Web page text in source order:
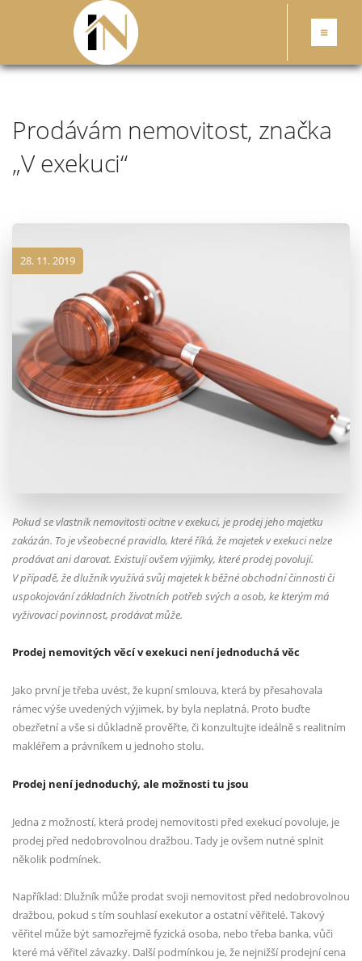
Prodávám nemovitost, značka
„V exekuci“
28. 11. 2019
Pokud se vlastník nemovitosti ocitne v exekuci, je prodej jeho majetku
zakázán. To je všeobecné pravidlo, které říká, že majetek v exekuci nelze
prodávat ani darovat. Existují ovšem výjimky, které prodej povolují.
V případě, že dlužník využívá svůj majetek k běžné obchodní činnosti či
uspokojování základních životních potřeb svých a osob, ke kterým má
vyživovací povinnost, prodávat může.
Prodej nemovitých věcí v exekuci není jednoduchá věc
Jako první je třeba uvést, že kupní smlouva, která by přesahovala
rámec výše uvedených výjimek, by byla neplatná. Proto buďte
obezřetní a vše si důkladně prověřte, či konzultujte ideálně s realitním
makléřem a právníkem u jednoho stolu.
Prodej není jednoduchý, ale možnosti tu jsou
Jedna z možností, která prodej nemovitosti před exekucí povoluje, je
prodej před nedobrovolnou dražbou. Tady je ovšem nutné splnit
několik podmínek.
Například: Dlužník může prodat svoji nemovitost před nedobrovolnou
dražbou, pokud s tím souhlasí exekutor a ostatní věřitelé. Takový
věřitel může být samozřejmě fyzická osoba, nebo třeba banka, vůči
které má věřitel závazky. Další podmínkou je, že nejnižší prodejní cena